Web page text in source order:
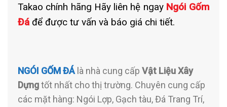
Takao chính hãng Hãy liên hệ ngay Ngói Gốm
Đáđể được tư vấn và báo giá chi tiết.
NGÓI GỐM ĐÁ là nhà cung cấp Vật Liệu Xây
Dựngtốt nhất cho thị trường. Chuyên cung cấp
các mặt hàng: Ngói Lợp, Gạch tàu, Đá Trang Trí,